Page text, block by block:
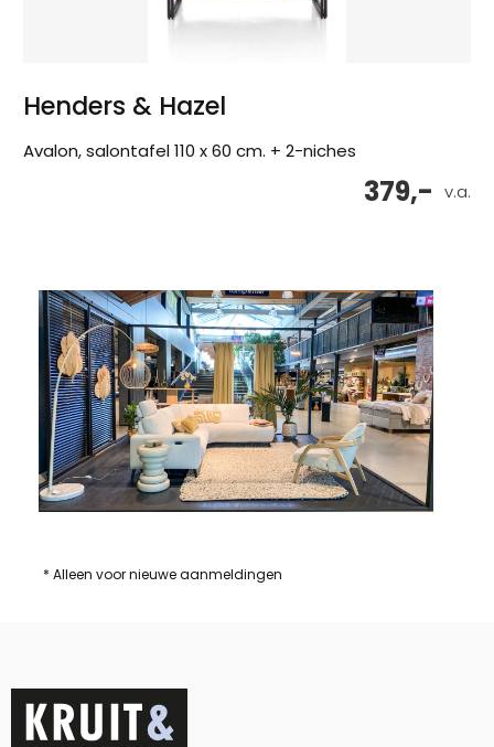
Henders & Hazel
Avalon, salontafel 110 x 60 cm. + 2-niches
v.a.
379,-
* Alleen voor nieuwe aanmeldingen